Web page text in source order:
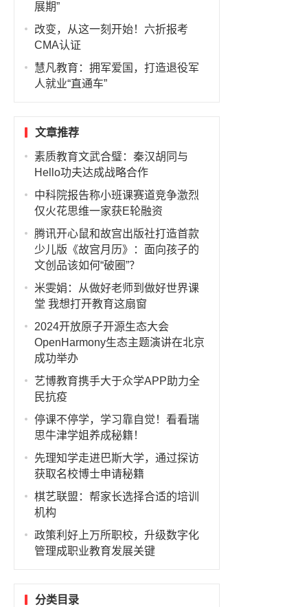
展期”
改变，从这一刻开始！六折报考
CMA认证
慧凡教育：拥军爱国，打造退役军
人就业“直通车”
文章推荐
素质教育文武合璧：秦汉胡同与
Hello功夫达成战略合作
中科院报告称小班课赛道竞争激烈
仅火花思维一家获E轮融资
腾讯开心鼠和故宫出版社打造首款
少儿版《故宫月历》：面向孩子的
文创品该如何“破圈”？
米雯娟：从做好老师到做好世界课
堂 我想打开教育这扇窗
2024开放原子开源生态大会
OpenHarmony生态主题演讲在北京
成功举办
艺博教育携手大于众学APP助力全
民抗疫
停课不停学，学习靠自觉！看看瑞
思牛津学姐养成秘籍！
先理知学走进巴斯大学，通过探访
获取名校博士申请秘籍
棋艺联盟：帮家长选择合适的培训
机构
政策利好上万所职校，升级数字化
管理成职业教育发展关键
分类目录